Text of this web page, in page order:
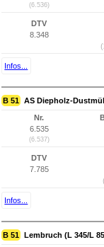
(6.536)
DTV
8.348
Infos...
B 51 AS Diepholz-
Nr.
6.535
(6.537)
DTV
7.785
Infos...
B 51 Lembruch (L 345/L